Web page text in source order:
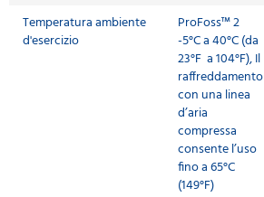
Temperatura ambiente
d'esercizio
ProFoss™ 2
-5°C a 40°C (da
23°F a 104°F), Il
raffreddamento
con una linea
d’aria
compressa
consente l’uso
fino a 65°C
(149°F)